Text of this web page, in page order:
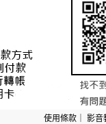
使用條款 影音